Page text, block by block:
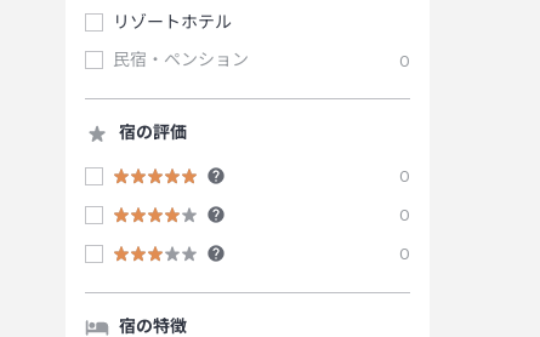
リゾートホテル
民宿・ペンション
0
宿の評価
0
0
0
宿の特徴